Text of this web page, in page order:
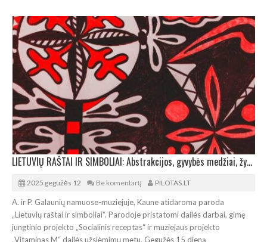
LIETUVIŲ RAŠTAI IR SIMBOLIAI: Abstrakcijos, gyvybės medžiai, žydėjimas ir baltų ženklai
2025 gegužės 12 Be komentarų PILOTAS.LT
A. ir P. Galaunių namuose-muziejuje, Kaune atidaroma paroda
„Lietuvių raštai ir simboliai“. Parodoje pristatomi dailės darbai, gimę
jungtinio projekto „Socialinis receptas“ ir muziejaus projekto
„Vitaminas M“ dailės užsiėmimų metu. Gegužės 15 dieną